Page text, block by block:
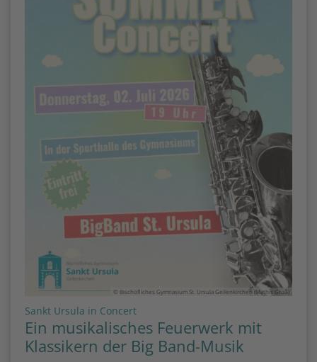
© Bischöfliches Gymnasium St. Ursula Geilenkirchen (Mathis Groß)
Sankt Ursula in Concert:
Ein musikalisches Feuerwerk mit
Klassikern der Big Band-Musik